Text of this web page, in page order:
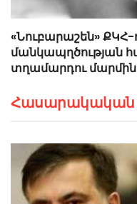
«Նուբարաշեն» ՔԿՀ-
տղամարդու
Հասարակական